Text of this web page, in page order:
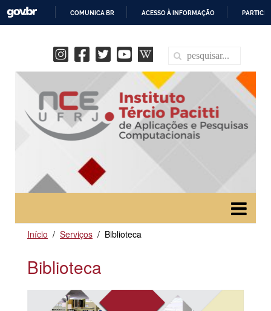
COMUNICA BR ACESSO À INFORMAÇÃO
Início Serviços Biblioteca
Biblioteca